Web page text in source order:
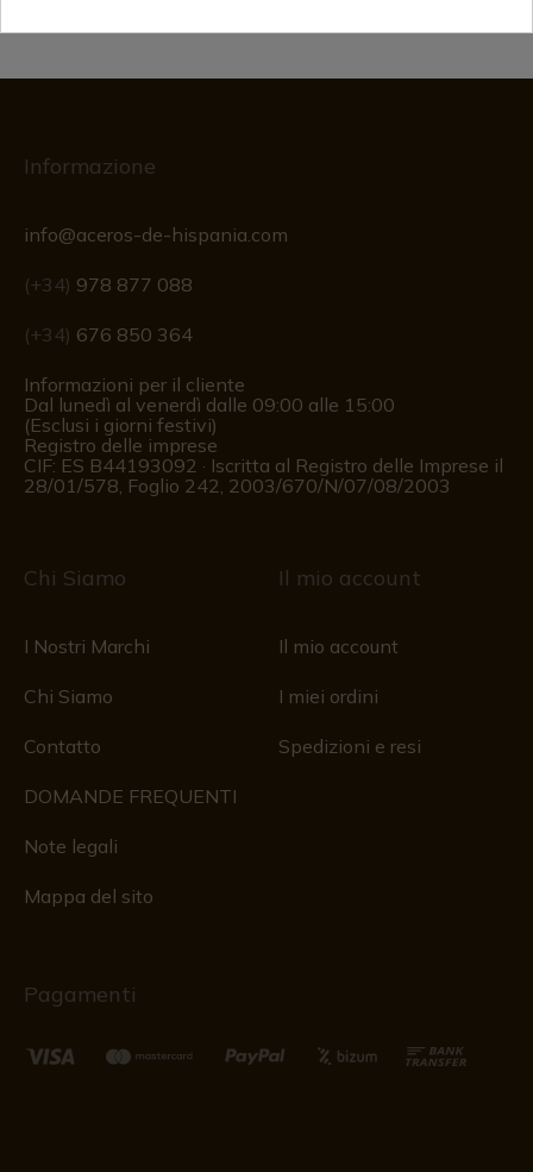
Informazione
info@aceros-de-hispania.com
(+34) 978 877 088
(+34) 676 850 364
Informazioni per il cliente
Dal lunedì al venerdì dalle 09:00 alle 15:00
(Esclusi i giorni festivi)
Registro delle imprese
CIF: ES B44193092 · Iscritta al Registro delle Imprese il
28/01/578, Foglio 242, 2003/670/N/07/08/2003
Chi Siamo
I Nostri Marchi
Chi Siamo
Contatto
DOMANDE FREQUENTI
Note legali
Mappa del sito
Il mio account
Il mio account
I miei ordini
Spedizioni e resi
Pagamenti